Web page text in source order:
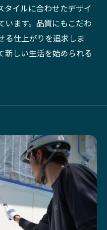
タイルに合わせたデザイ
います。品質にもこだわ
る仕上がりを追求しま
新しい生活を始められる